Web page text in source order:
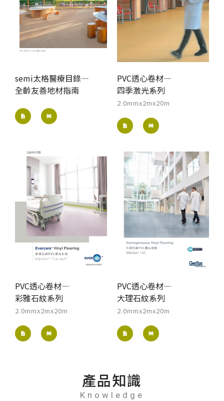
semi太格醫療目錄—
全齡友善地材指南
PVC透心卷材—
四季激光系列
2.0mmx2mx20m
PVC透心卷材—
彩雅石紋系列
2.0mmx2mx20m
PVC透心卷材—
大理石紋系列
2.0mmx2mx20m
產品知識
Knowledge